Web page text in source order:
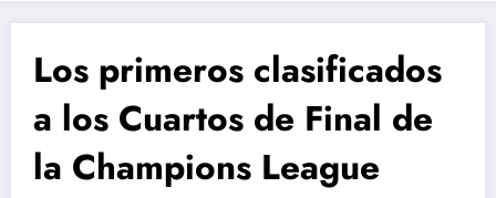
Los primeros clasificados
a los Cuartos de Final de
la Champions League